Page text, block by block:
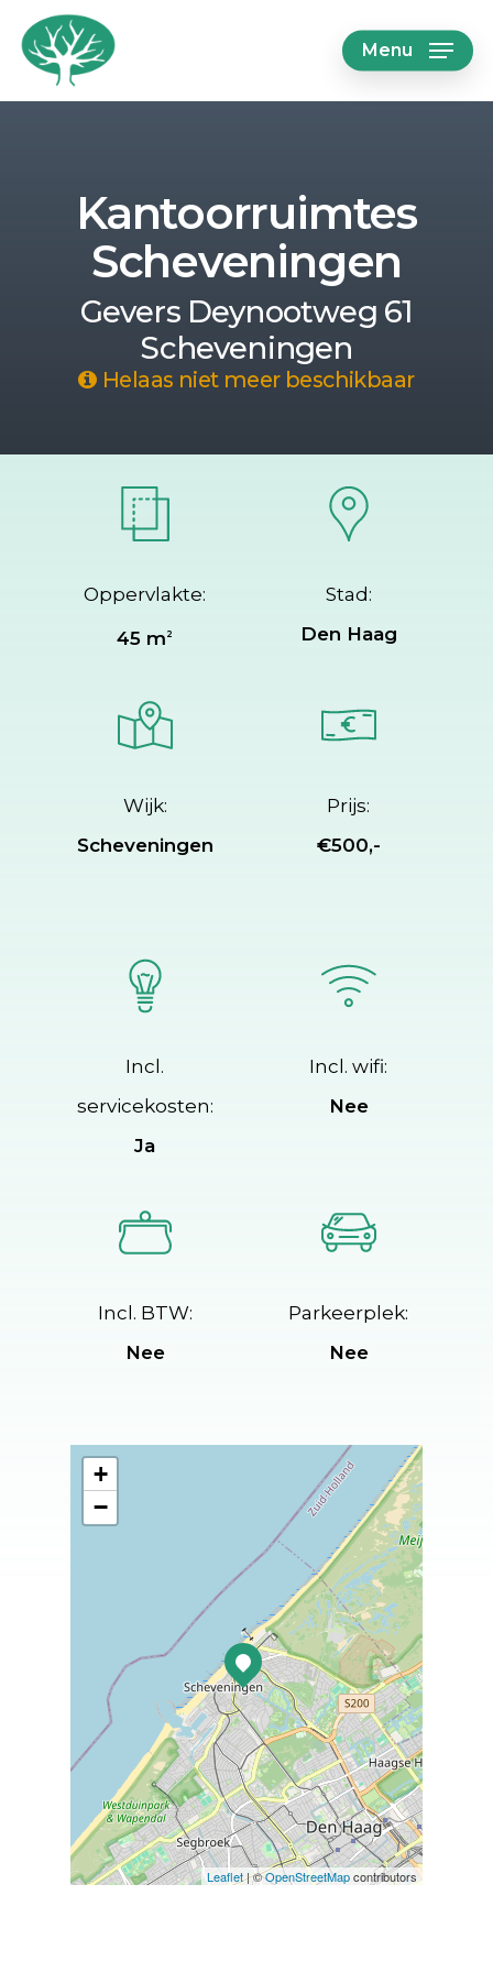
Skip
main
Menu
Kantoorruimtes
Scheveningen
Gevers Deynootweg 61
Scheveningen
Helaas niet meer beschikbaar
Oppervlakte:
45 m 2
Stad:
Den Haag
Wijk:
Scheveningen
Prijs:
€500,-
Incl.
servicekosten:
Ja
Incl. wifi:
Nee
Incl. BTW:
Nee
Parkeerplek:
Nee
+
−
Leaflet| ©OpenStreetMapcontributors